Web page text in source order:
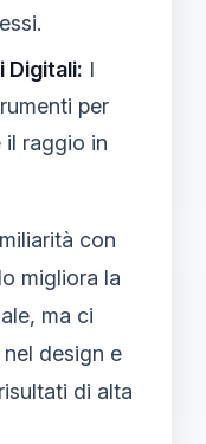
Digitali: I
per
il raggio in
con
migliora la
ma ci
design e
di alta